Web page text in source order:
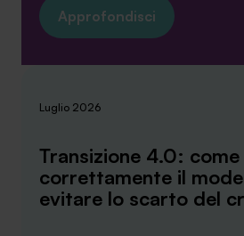
Approfondisci
Luglio 2026
Transizione 4.0:
correttamente il
evitare lo scarto del